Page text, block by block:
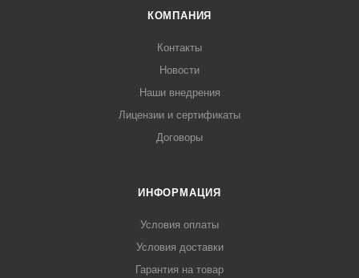
КОМПАНИЯ
Контакты
Новости
Наши внедрения
Лицензии и сертификаты
Договоры
ИНФОРМАЦИЯ
Условия оплаты
Условия доставки
Гарантия на товар